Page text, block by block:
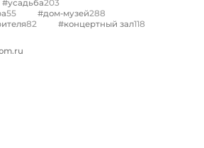
#усадьба203
55 #дом-музей288
82 #концертный зал118